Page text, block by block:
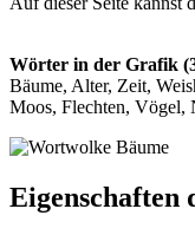
Wörter in der Grafik
Bäume, Alter, Zeit,
Moos, Flechten, Vögel,
Eigenschaften